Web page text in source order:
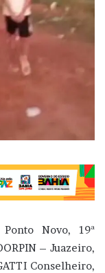
Novo, 19ª
– Juazeiro,
Conselheiro,